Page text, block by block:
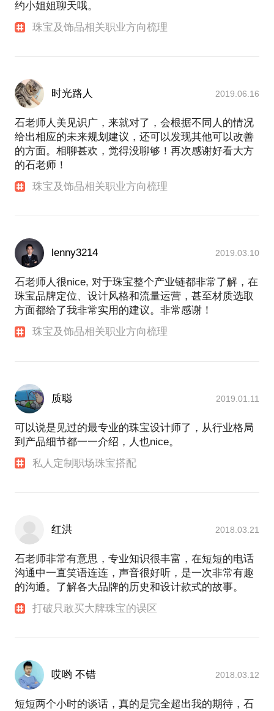
约小姐姐聊天哦。
珠宝及饰品相关职业方向梳理
时光路人 2019.06.16
石老师人美见识广，来就对了，会根据不同人的情况
给出相应的未来规划建议，还可以发现其他可以改善
的方面。相聊甚欢，觉得没聊够！再次感谢好看大方
的石老师！
珠宝及饰品相关职业方向梳理
lenny3214 2019.03.10
石老师人很nice, 对于珠宝整个产业链都非常了解，在
珠宝品牌定位、设计风格和流量运营，甚至材质选取
方面都给了我非常实用的建议。非常感谢！
珠宝及饰品相关职业方向梳理
质聪 2019.01.11
可以说是见过的最专业的珠宝设计师了，从行业格局
到产品细节都一一介绍，人也nice。
私人定制职场珠宝搭配
红洪 2018.03.21
石老师非常有意思，专业知识很丰富，在短短的电话
沟通中一直笑语连连，声音很好听，是一次非常有趣
的沟通。了解各大品牌的历史和设计款式的故事。
打破只敢买大牌珠宝的误区
哎哟 不错 2018.03.12
短短两个小时的谈话，真的是完全超出我的期待，石